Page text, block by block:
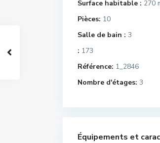
Surface habitable : 270
Pièces: 10
Salle de bain : 3
: 173
Référence: 1_2846
Nombre d'étages: 3
Équipements et